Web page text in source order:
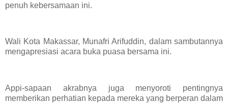
penuh kebersamaan ini.
Wali Kota Makassar, Munafri Arifuddin, dalam sambutannya
mengapresiasi acara buka puasa bersama ini.
Appi-sapaan akrabnya juga menyoroti pentingnya
memberikan perhatian kepada mereka yang berperan dalam